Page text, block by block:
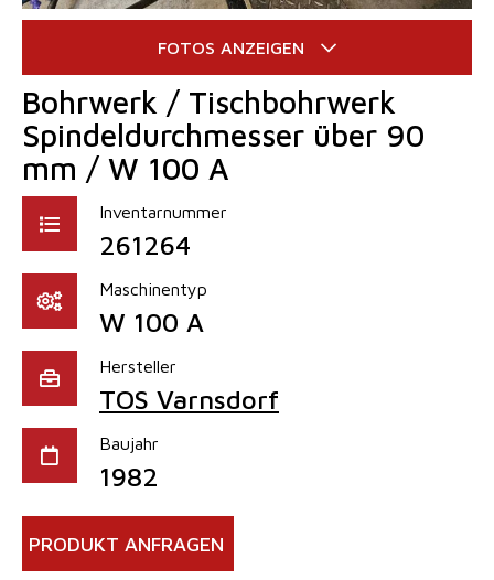
Bohrwerk / Tischbohrwerk
Spindeldurchmesser über 90
mm / W 100 A
Inventarnummer
261264
Maschinentyp
W 100 A
Hersteller
TOS Varnsdorf
Baujahr
1982
PRODUKT ANFRAGEN